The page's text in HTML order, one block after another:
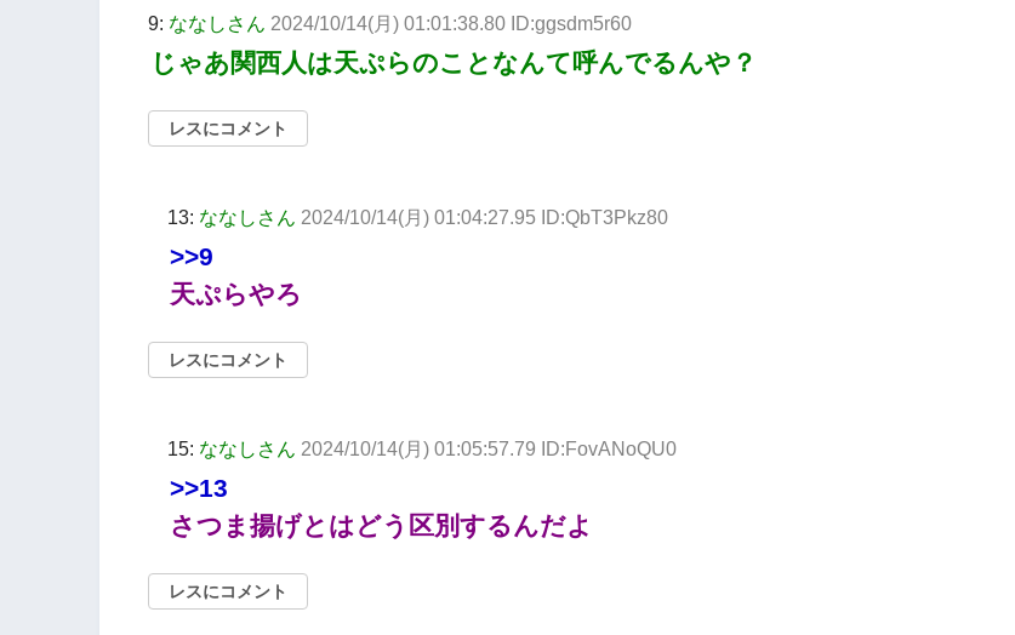
9: ななしさん 2024/10/14(月) 01:01:38.80 ID:ggsdm5r60
じゃあ関西人は天ぷらのことなんて呼んでるんや？
レスにコメント
13: ななしさん 2024/10/14(月) 01:04:27.95 ID:QbT3Pkz80
>>9
天ぷらやろ
レスにコメント
15: ななしさん 2024/10/14(月) 01:05:57.79 ID:FovANoQU0
>>13
さつま揚げとはどう区別するんだよ
レスにコメント